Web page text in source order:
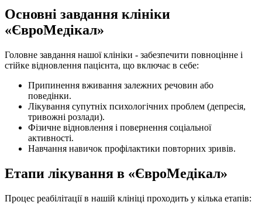
Основні завдання клініки
«ЄвроМедікал»
Головне завдання нашої клініки - забезпечити повноцінне і
стійке відновлення пацієнта, що включає в себе:
Припинення вживання залежних речовин або
поведінки.
Лікування супутніх психологічних проблем (депресія,
тривожні розлади).
Фізичне відновлення і повернення соціальної
активності.
Навчання навичок профілактики повторних зривів.
Етапи лікування в «ЄвроМедікал»
Процес реабілітації в нашій клініці проходить у кілька етапів: